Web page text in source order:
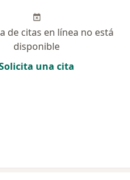
de citas en línea no está
disponible
una cita